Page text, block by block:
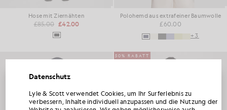
Hose mit Ziernähten
£85.00 £42.00
Polohemd aus extrafeiner Baumwolle
£60.00
+3
50% RABATT
Datenschutz
Lyle & Scott verwendet Cookies, um Ihr Surferlebnis zu
verbessern, Inhalte individuell anzupassen und die Nutzung der
HOLEN SIE SICH 15 % RABATT AUF IHRE
ERSTE BESTELLUNG